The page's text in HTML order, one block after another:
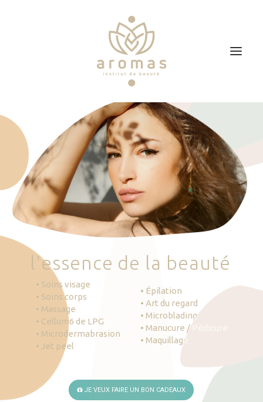
Soins
Je veux faire un bon cadeau
Plan d’accès
Prendre RDV
'essence de la beauté
• Soins visage
• Soins corps
• Massage
• Cellum6 de LPG
• Microdermabrasion
• Jet peel
• Épilation
• Art du regard
• Microblading
• Manucure / Pédicure
• Maquillage
JE VEUX FAIRE UN BON CADEAUX